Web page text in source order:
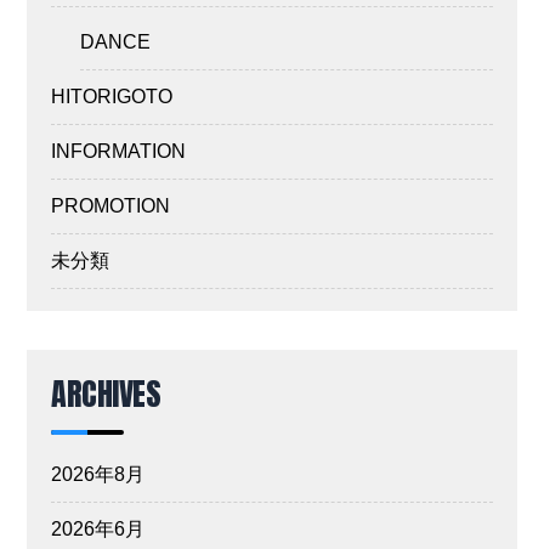
DANCE
HITORIGOTO
INFORMATION
PROMOTION
未分類
ARCHIVES
2026年8月
2026年6月